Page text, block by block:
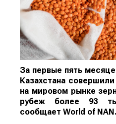
За первые пять
Казахстана
на мировом рынке
рубеж более 93
сообщает World of NAN.